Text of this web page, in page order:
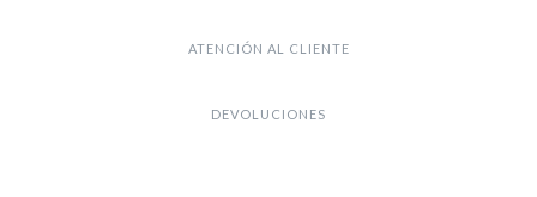
ATENCIÓN AL CLIENTE
DEVOLUCIONES